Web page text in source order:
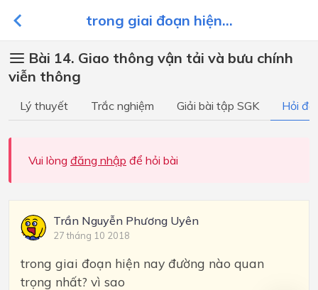
trong giai đoạn hiện...
Bài 14. Giao thông vận tải và bưu chính
viễn thông
Lý thuyết Trắc nghiệm Giải bài tập SGK Hỏi
Vui lòng đăng nhập để hỏi bài
Trần Nguyễn Phương Uyên
27 tháng 10 2018
trong giai đoạn hiện nay đường nào quan
trọng nhất? vì sao